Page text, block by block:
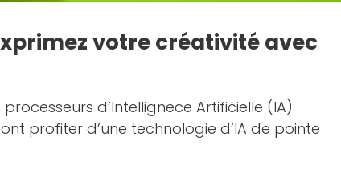
votre créativité avec
d’Intellignece Artificielle (IA)
profiter d’une technologie d’IA de pointe